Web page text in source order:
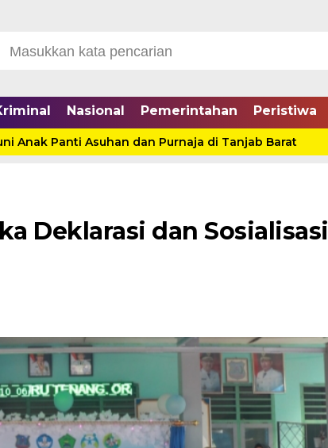
Nasional Pemerintahan Peristiwa
Panti Asuhan dan Purnaja di Tanjab Barat
Deklarasi dan Sosialisasi